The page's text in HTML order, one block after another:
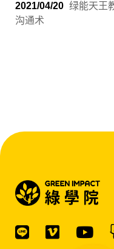
2021/04/20 绿能天王
沟通术